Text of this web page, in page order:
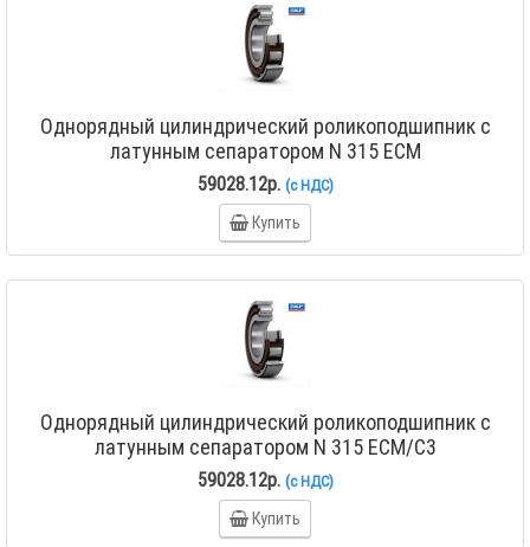
Однорядный цилиндрический роликоподшипник с
латунным сепаратором N 315 ECM
59028.12р. (с НДС)
Купить
Однорядный цилиндрический роликоподшипник с
латунным сепаратором N 315 ECM/C3
59028.12р. (с НДС)
Купить